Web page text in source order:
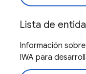
Lista de
Información
IWA para